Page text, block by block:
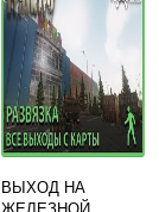
ВЫХОД НА